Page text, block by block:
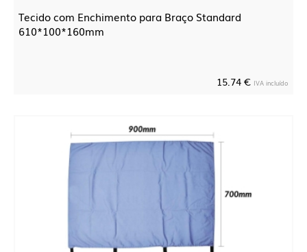
Tecido com Enchimento para Braço Standard
610*100*160mm
15.74 € IVA incluído